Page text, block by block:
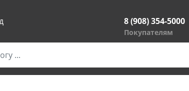
8 (908) 354-5000
Покупателям